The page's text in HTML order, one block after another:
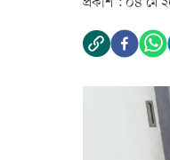
প্রকাশ : ০৪ মে